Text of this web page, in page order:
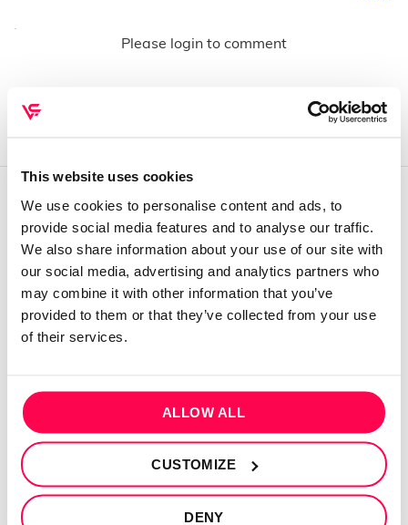
This website uses cookies
We use cookies to personalise content and ads, to
provide social media features and to analyse our traffic.
We also share information about your use of our site with
our social media, advertising and analytics partners who
may combine it with other information that you’ve
provided to them or that they’ve collected from your use
of their services.
ALLOW ALL
CUSTOMIZE
DENY
Please login to comment
QUEM SOMOS
Sobre mim
Conta cliente
Recuperar Password
Política de privacidade